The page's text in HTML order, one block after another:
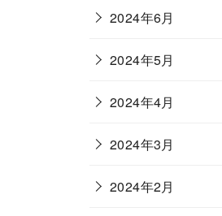
2024年6月
2024年5月
2024年4月
2024年3月
2024年2月